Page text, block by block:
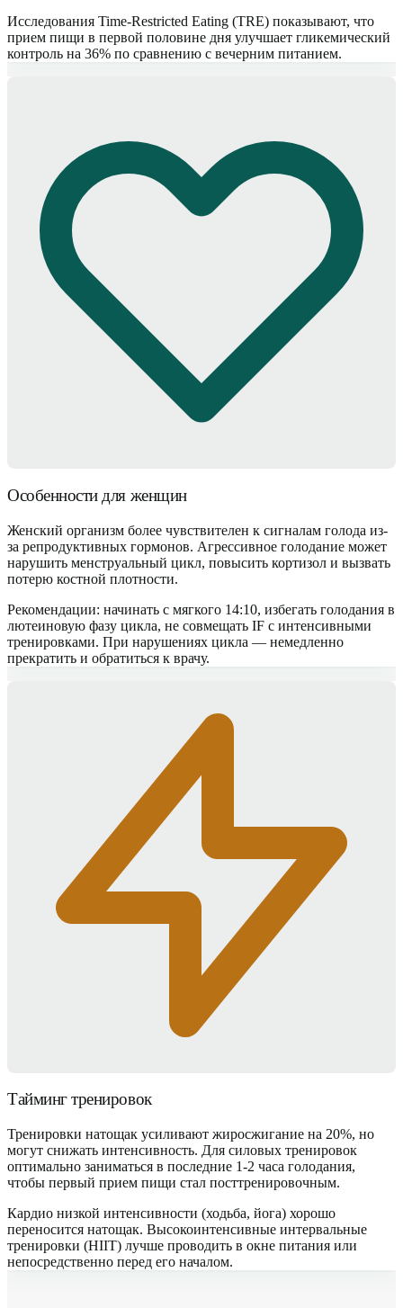
Исследования Time-Restricted Eating (TRE) показывают, что
прием пищи в первой половине дня улучшает гликемический
контроль на 36% по сравнению с вечерним питанием.
Особенности для женщин
Женский организм более чувствителен к сигналам голода из-
за репродуктивных гормонов. Агрессивное голодание может
нарушить менструальный цикл, повысить кортизол и вызвать
потерю костной плотности.
Рекомендации: начинать с мягкого 14:10, избегать голодания в
лютеиновую фазу цикла, не совмещать IF с интенсивными
тренировками. При нарушениях цикла — немедленно
прекратить и обратиться к врачу.
Тайминг тренировок
Тренировки натощак усиливают жиросжигание на 20%, но
могут снижать интенсивность. Для силовых тренировок
оптимально заниматься в последние 1-2 часа голодания,
чтобы первый прием пищи стал посттренировочным.
Кардио низкой интенсивности (ходьба, йога) хорошо
переносится натощак. Высокоинтенсивные интервальные
тренировки (HIIT) лучше проводить в окне питания или
непосредственно перед его началом.